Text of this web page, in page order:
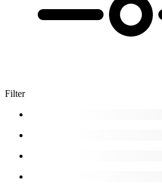
Filter